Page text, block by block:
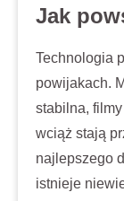
Jak
Technologia
powijakach.
stabilna, filmy
wciąż stają
najlepszego
istnieje